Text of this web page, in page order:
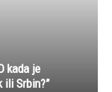
kada je
ili Srbin?”